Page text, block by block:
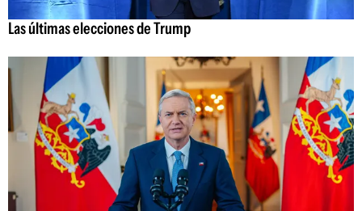
Las últimas elecciones de Trump